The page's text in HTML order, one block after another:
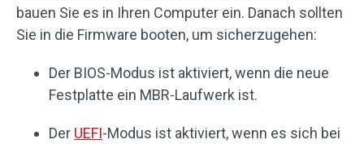
bauen Sie es in Ihren Computer ein. Danach sollten
Sie in die Firmware booten, um sicherzugehen:
Der BIOS-Modus ist aktiviert, wenn die neue
Festplatte ein MBR-Laufwerk ist.
Der UEFI-Modus ist aktiviert, wenn es sich bei